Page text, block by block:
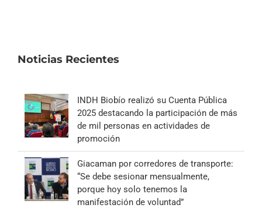
Noticias Recientes
INDH Biobío realizó su Cuenta Pública
2025 destacando la participación de más
de mil personas en actividades de
promoción
Giacaman por corredores de transporte:
“Se debe sesionar mensualmente,
porque hoy solo tenemos la
manifestación de voluntad”